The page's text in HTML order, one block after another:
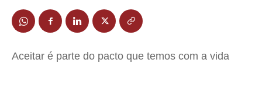
TV Século
Educação
TV Século
Educação
TV Século
Educação
TV Século
Educação
Aceitar é parte do pacto que temos com a vida